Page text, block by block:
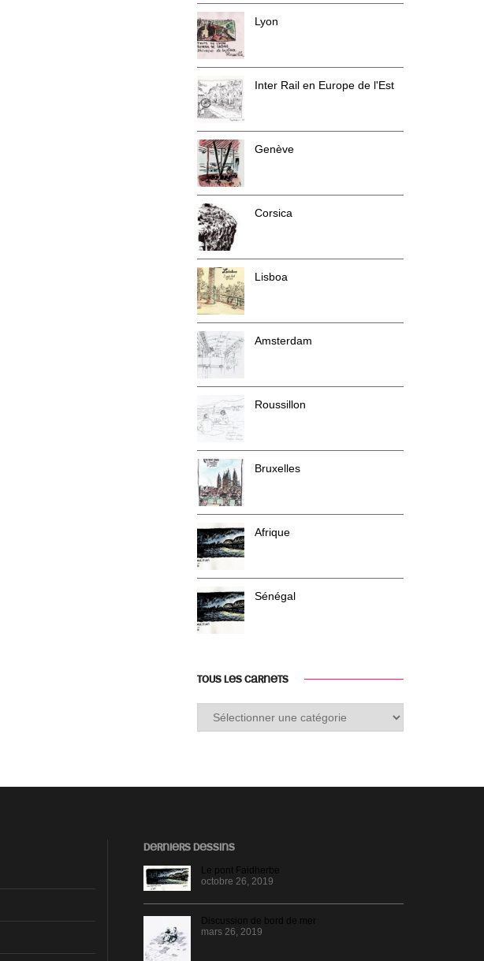
Lyon
Inter Rail en Europe de l'Est
Genève
Corsica
Lisboa
Amsterdam
Roussillon
Bruxelles
Afrique
Sénégal
TOUS LES CARNETS
Tous
les
DERNIERS DESSINS
Le pont Faidherbe
octobre 26, 2019
Discussion de bord de mer
mars 26, 2019